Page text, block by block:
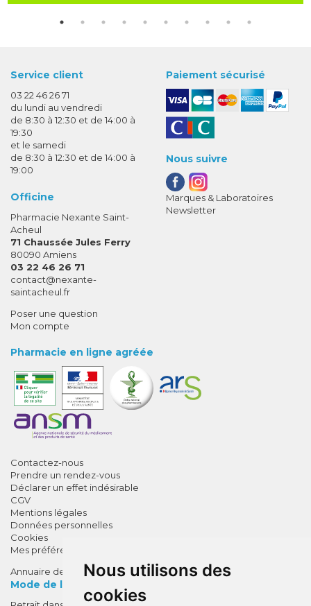
Nous utilisons des
cookies
Service client
03 22 46 26 71
du lundi au vendredi
de 8:30 à 12:30 et de 14:00 à
19:30
et le samedi
de 8:30 à 12:30 et de 14:00 à
19:00
Officine
Pharmacie Nexante Saint-
Acheul
71 Chaussée Jules Ferry
80090 Amiens
03 22 46 26 71
contact-
@-
nexante-
saintacheul.fr
Poser une question
Mon compte
Paiement sécurisé
Nous suivre
Marques & Laboratoires
Newsletter
Pharmacie en ligne agréée
Contactez-nous
Prendre un rendez-vous
Déclarer un effet indésirable
CGV
Mentions légales
Données personnelles
Cookies
Mes préférences Cookies
Annuaire des pharmacies
Mode de livraison